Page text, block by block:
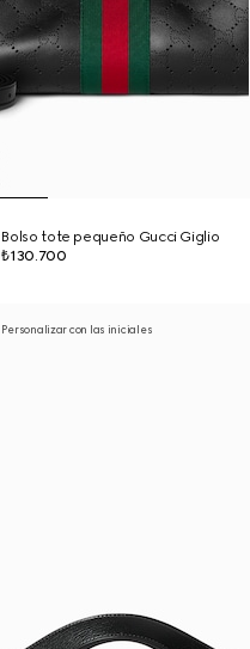
Bolso tote pequeño Gucci Giglio
₺130.700
Personalizar con las iniciales